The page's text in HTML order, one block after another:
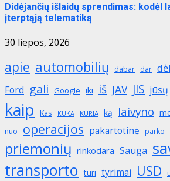
Didėjančių išlaidų sprendimas: kodėl
įterptąją telematiką
30 liepos, 2026
apie automobilių dabar dar dėl
Ford gali Google iki iš JAV JIS jūsų
kaip Kas KUKA KURIA ką laivyno
nuo operacijos pakartotinė parko
priemonių rinkodara Sauga
transporto turi tyrimai USD